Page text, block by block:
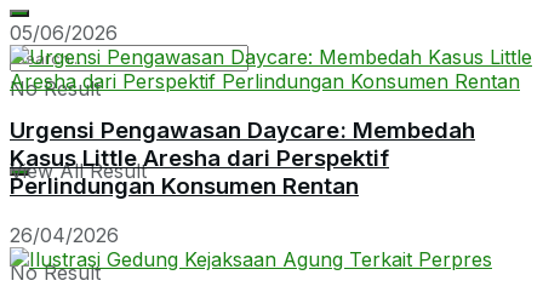
No Result
No Result
View All Result
05/06/2026
Urgensi Pengawasan Daycare: Membedah
Kasus Little Aresha dari Perspektif
Perlindungan Konsumen Rentan
26/04/2026